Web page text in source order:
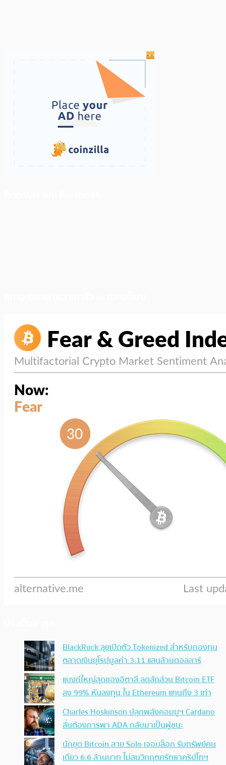
BlackRock ลุยเปิดตัว Tokenized สำหรับกองทุน
ตลาดเงินยุโรปมูลค่า 3.11 แสนล้านดอลลาร์
แบงก์ใหญ่สุดของอิตาลี ลดสัดส่วน Bitcoin ETF
ลง 99% หันลงทุน ใน Ethereum แทนถึง 3 เท่า
Charles Hoskinson ปลุกพลังคอมมูฯ Cardano
ลั่นต้องการพา ADA กลับมาเป็นผู้ชนะ
นักขุด Bitcoin สาย Solo เจอบล็อก รับทรัพย์คน
เดียว 6.6 ล้านบาท ไม่สนวิกฤตศรัทธาคริปโทฯ